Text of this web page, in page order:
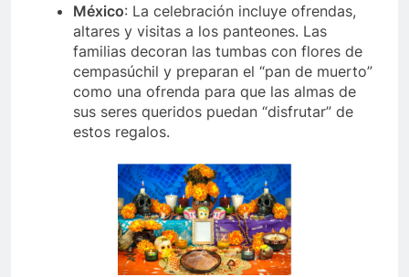
México: La celebración incluye ofrendas,
altares y visitas a los panteones. Las
familias decoran las tumbas con flores de
cempasúchil y preparan el “pan de muerto”
como una ofrenda para que las almas de
sus seres queridos puedan “disfrutar” de
estos regalos.